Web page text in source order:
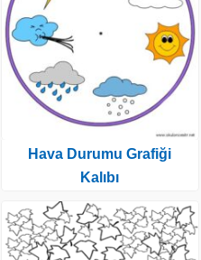
Hava Durumu Grafiği
Kalıbı